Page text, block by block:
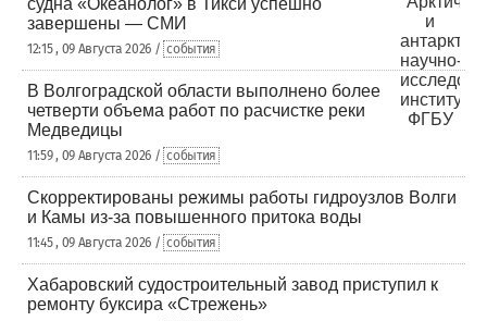
судна «Океанолог» в Тикси успешно
завершены — СМИ
12:15 , 09 Августа 2026 / события
В Волгоградской области выполнено более
четверти объема работ по расчистке реки
Медведицы
11:59 , 09 Августа 2026 / события
Скорректированы режимы работы гидроузлов Волги
и Камы из-за повышенного притока воды
11:45 , 09 Августа 2026 / события
Хабаровский судостроительный завод приступил к
ремонту буксира «Стрежень»